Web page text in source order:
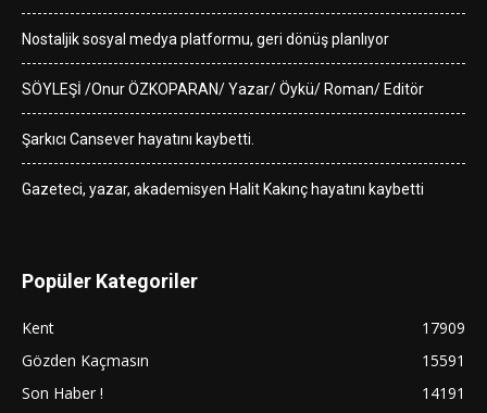
Nostaljik sosyal medya platformu, geri dönüş planlıyor
SÖYLEŞİ /Onur ÖZKOPARAN/ Yazar/ Öykü/ Roman/ Editör
Şarkıcı Cansever hayatını kaybetti.
Gazeteci, yazar, akademisyen Halit Kakınç hayatını kaybetti
Popüler Kategoriler
Kent
17909
Gözden Kaçmasın
15591
Son Haber !
14191